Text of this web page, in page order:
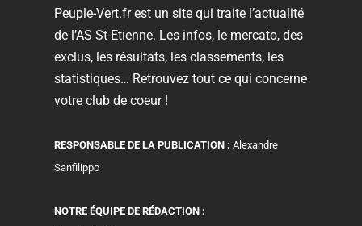
Peuple-Vert.fr est un site qui traite l’actualité
de l’AS St-Etienne. Les infos, le mercato, des
exclus, les résultats, les classements, les
statistiques… Retrouvez tout ce qui concerne
votre club de coeur !
RESPONSABLE DE LA PUBLICATION : Alexandre
Sanfilippo
NOTRE ÉQUIPE DE RÉDACTION :